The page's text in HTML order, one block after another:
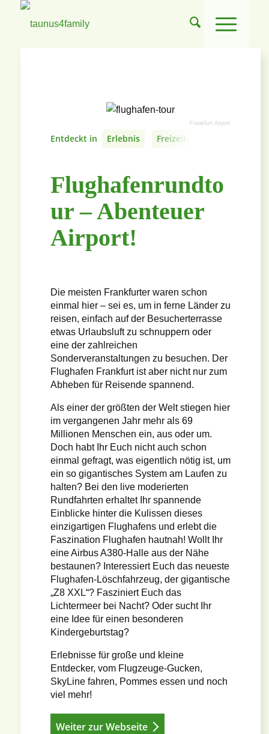
Frankfurt Airport
Entdeckt in Erlebnis Freizeit(anlage) - und
Flughafenrundto
ur – Abenteuer
Airport!
Die meisten Frankfurter waren schon
einmal hier – sei es, um in ferne Länder zu
reisen, einfach auf der Besucherterrasse
etwas Urlaubsluft zu schnuppern oder
eine der zahlreichen
Sonderveranstaltungen zu besuchen. Der
Flughafen Frankfurt ist aber nicht nur zum
Abheben für Reisende spannend.
Als einer der größten der Welt stiegen hier
im vergangenen Jahr mehr als 69
Millionen Menschen ein, aus oder um.
Doch habt Ihr Euch nicht auch schon
einmal gefragt, was eigentlich nötig ist, um
ein so gigantisches System am Laufen zu
halten? Bei den live moderierten
Rundfahrten erhaltet Ihr spannende
Einblicke hinter die Kulissen dieses
einzigartigen Flughafens und erlebt die
Faszination Flughafen hautnah! Wollt Ihr
eine Airbus A380-Halle aus der Nähe
bestaunen? Interessiert Euch das neueste
Flughafen-Löschfahrzeug, der gigantische
„Z8 XXL“? Fasziniert Euch das
Lichtermeer bei Nacht? Oder sucht Ihr
eine Idee für einen besonderen
Kindergeburtstag?
Erlebnisse für große und kleine
Entdecker, vom Flugzeuge-Gucken,
SkyLine fahren, Pommes essen und noch
viel mehr!
Weiter zur Webseite